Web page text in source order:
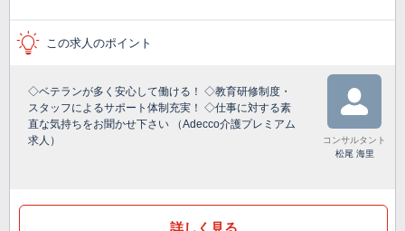
この求人のポイント
◇ベテランが多く安心して働ける！ ◇教育研修制度・
スタッフによるサポート体制充実！ ◇仕事に対する素
直な気持ちをお聞かせ下さい （Adecco介護プレミアム
求人）
コンサルタント
松尾 海里
詳しく見る